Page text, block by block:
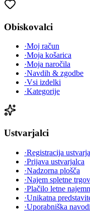
Obiskovalci
·Moj račun
·Moja košarica
·Moja naročila
·Navdih & zgodbe
·Vsi izdelki
·Kategorije
Ustvarjalci
·Registracija
·Prijava ustvarjalca
·Nadzorna plošča
·Najem spletne
·Plačilo letne
·Unikatna
·Uporabniška